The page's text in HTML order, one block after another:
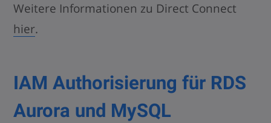
Weitere Informationen zu Direct Connect
hier.
IAM Authorisierung für RDS
Aurora und MySQL